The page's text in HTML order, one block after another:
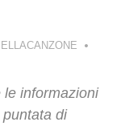
le informazioni
di